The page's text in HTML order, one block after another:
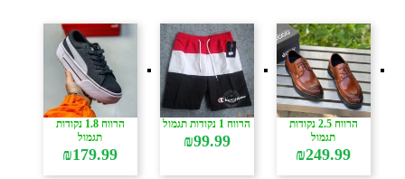
הרווח 2.5 נקודות
תגמול
₪249.99
הרווח 1 נקודות תגמול
₪99.99
הרווח 1.8 נקודות
תגמול
₪179.99